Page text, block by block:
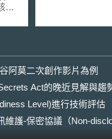
引
的
的
阿莫二次創作影片為例
Act的晚近見解與趨
Level)進行技術評估
護-保密協議（Non-